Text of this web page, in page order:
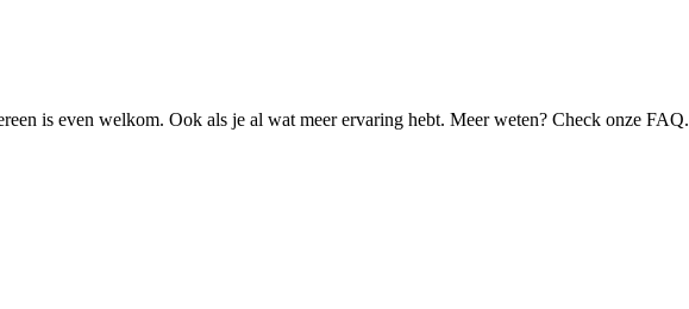
is even welkom. Ook als je al wat meer ervaring hebt. Meer weten? Check onze FAQ.